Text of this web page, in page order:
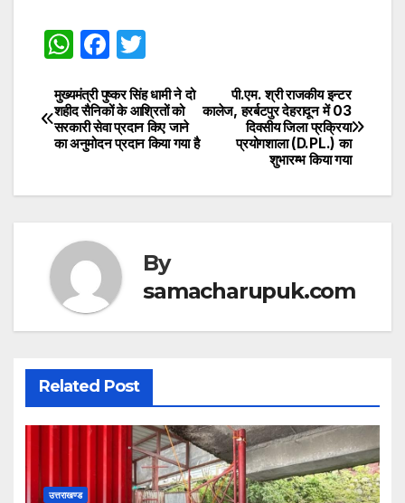
W
at
s
A
p
F
c
e
b
o
k
itt
er
Post
navigation
पी.एम. श्री राजकीय इन्टर
कालेज, हरर्बटपुर देहरादून में 03
दिवसीय जिला प्रक्रिया
प्रयोगशाला (D.PL.) का
शुभारम्भ किया गया
मुख्यमंत्री पुष्कर सिंह धामी ने दो
शहीद सैनिकों के आश्रितों को
सरकारी सेवा प्रदान किए जाने
का अनुमोदन प्रदान किया गया है
By
samacharupuk.com
Related Post
उत्तराखण्ड